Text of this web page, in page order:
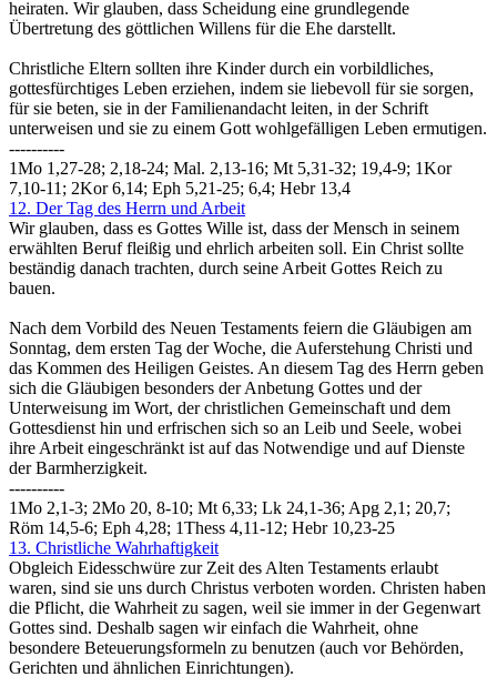
heiraten. Wir glauben, dass Scheidung eine grundlegende
Übertretung des göttlichen Willens für die Ehe darstellt.
Christliche Eltern sollten ihre Kinder durch ein vorbildliches,
gottesfürchtiges Leben erziehen, indem sie liebevoll für sie sorgen,
für sie beten, sie in der Familienandacht leiten, in der Schrift
unterweisen und sie zu einem Gott wohlgefälligen Leben ermutigen.
----------
1Mo 1,27-28; 2,18-24; Mal. 2,13-16; Mt 5,31-32; 19,4-9; 1Kor
7,10-11; 2Kor 6,14; Eph 5,21-25; 6,4; Hebr 13,4
12. Der Tag des Herrn und Arbeit
Wir glauben, dass es Gottes Wille ist, dass der Mensch in seinem
erwählten Beruf fleißig und ehrlich arbeiten soll. Ein Christ sollte
beständig danach trachten, durch seine Arbeit Gottes Reich zu
bauen.
Nach dem Vorbild des Neuen Testaments feiern die Gläubigen am
Sonntag, dem ersten Tag der Woche, die Auferstehung Christi und
das Kommen des Heiligen Geistes. An diesem Tag des Herrn geben
sich die Gläubigen besonders der Anbetung Gottes und der
Unterweisung im Wort, der christlichen Gemeinschaft und dem
Gottesdienst hin und erfrischen sich so an Leib und Seele, wobei
ihre Arbeit eingeschränkt ist auf das Notwendige und auf Dienste
der Barmherzigkeit.
----------
1Mo 2,1-3; 2Mo 20, 8-10; Mt 6,33; Lk 24,1-36; Apg 2,1; 20,7;
Röm 14,5-6; Eph 4,28; 1Thess 4,11-12; Hebr 10,23-25
13. Christliche Wahrhaftigkeit
Obgleich Eidesschwüre zur Zeit des Alten Testaments erlaubt
waren, sind sie uns durch Christus verboten worden. Christen haben
die Pflicht, die Wahrheit zu sagen, weil sie immer in der Gegenwart
Gottes sind. Deshalb sagen wir einfach die Wahrheit, ohne
besondere Beteuerungsformeln zu benutzen (auch vor Behörden,
Gerichten und ähnlichen Einrichtungen).